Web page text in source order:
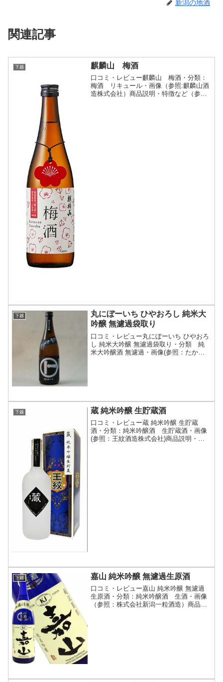
新潟の地酒
関連記事
下越 麒麟山 梅酒
口コミ・レビュー麒麟山 梅酒・分類：
梅酒 リキュール・画像（参照:麒麟山酒
造株式会社）商品説明・特徴など（参照:
下越
丸にぼーいち ひやおろし 純米大
吟醸 無濾過袋取り
口コミ・レビュー丸にぼーいち ひやおろ
し 純米大吟醸 無濾過袋取り・分類 純
米大吟醸酒 無濾過・画像(参照：たかま
下越 蔵 純米吟醸 生貯蔵酒
口コミ・レビュー蔵 純米吟醸 生貯蔵
酒・分類：純米吟醸酒 生貯蔵酒・画像
(参照：王紋酒造株式会社)商品説明・特
下越 嘉山 純米吟醸 無濾過生原酒
口コミ・レビュー嘉山 純米吟醸 無濾過
生原酒・分類：純米吟醸酒 生酒・画像
（参照：株式会社新潟一粒酒造）商品説